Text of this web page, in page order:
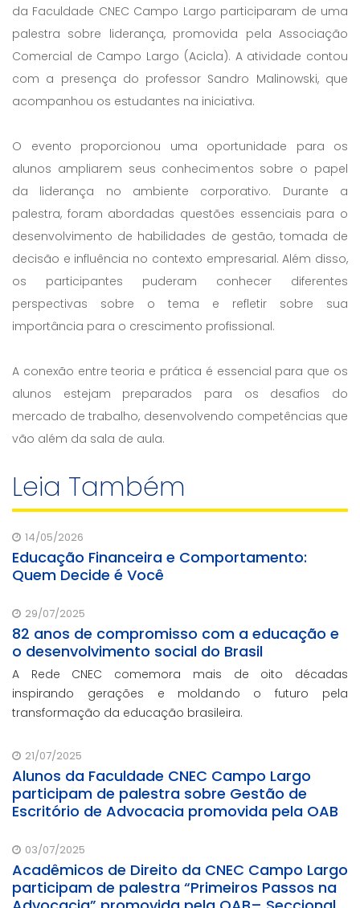
da Faculdade CNEC Campo Largo participaram de uma
palestra sobre liderança, promovida pela Associação
Comercial de Campo Largo (Acicla). A atividade contou
com a presença do professor Sandro Malinowski, que
acompanhou os estudantes na iniciativa.
O evento proporcionou uma oportunidade para os
alunos ampliarem seus conhecimentos sobre o papel
da liderança no ambiente corporativo. Durante a
palestra, foram abordadas questões essenciais para o
desenvolvimento de habilidades de gestão, tomada de
decisão e influência no contexto empresarial. Além disso,
os participantes puderam conhecer diferentes
perspectivas sobre o tema e refletir sobre sua
importância para o crescimento profissional.
A conexão entre teoria e prática é essencial para que os
alunos estejam preparados para os desafios do
mercado de trabalho, desenvolvendo competências que
vão além da sala de aula.
Leia Também
14/05/2026
Educação Financeira e Comportamento:
Quem Decide é Você
29/07/2025
82 anos de compromisso com a educação e
o desenvolvimento social do Brasil
A Rede CNEC comemora mais de oito décadas
inspirando gerações e moldando o futuro pela
transformação da educação brasileira.
21/07/2025
Alunos da Faculdade CNEC Campo Largo
participam de palestra sobre Gestão de
Escritório de Advocacia promovida pela OAB
03/07/2025
Acadêmicos de Direito da CNEC Campo Largo
participam de palestra “Primeiros Passos na